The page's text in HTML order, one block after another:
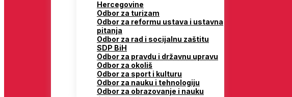
Hercegovine
Odbor za turizam
Odbor za reformu ustava i ustavna
pitanja
Odbor za rad i socijalnu zaštitu
SDP BiH
Odbor za pravdu i državnu upravu
Odbor za okoliš
Odbor za sport i kulturu
Odbor za nauku i tehnologiju
Odbor za obrazovanje i nauku